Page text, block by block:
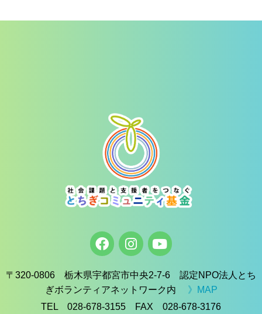
〒320-0806 栃木県宇都宮市中央2-7-6 認定NPO法人とち
ぎボランティアネットワーク内 》MAP
TEL 028-678-3155 FAX 028-678-3176